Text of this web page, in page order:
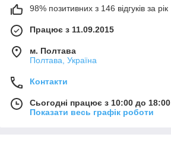
98% позитивних з 146 відгуків за рік
Працює з 11.09.2015
м. Полтава
Полтава, Україна
Контакти
Сьогодні працює з 10:00 до 18:00
Показати весь графік роботи